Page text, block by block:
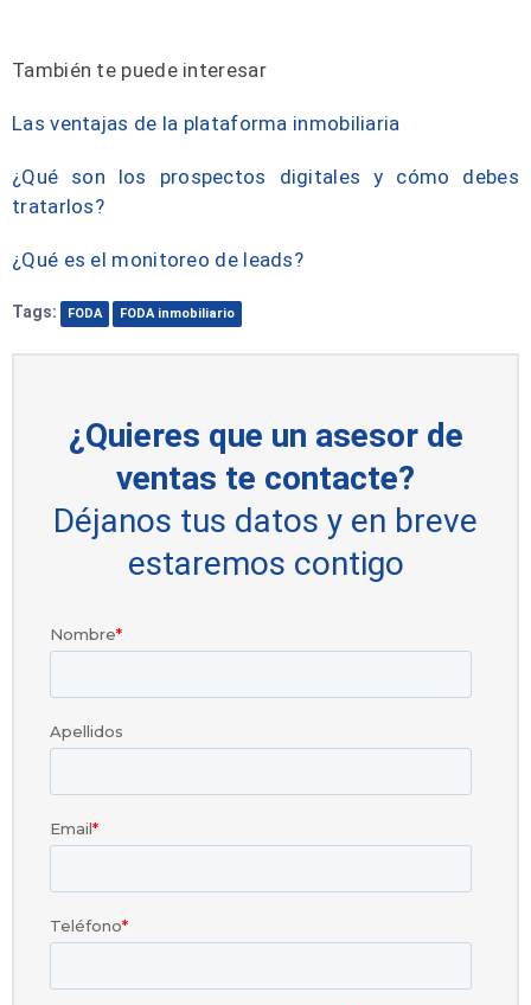
También te puede interesar
Las ventajas de la plataforma inmobiliaria
¿Qué son los prospectos digitales y cómo debes
tratarlos?
¿Qué es el monitoreo de leads?
Tags: FODA FODA inmobiliario
¿Quieres que un asesor de
ventas te contacte?
Déjanos tus datos y en breve
estaremos contigo